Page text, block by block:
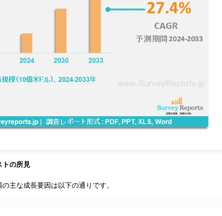
トの所見
主な成長要因は以下の通りです。